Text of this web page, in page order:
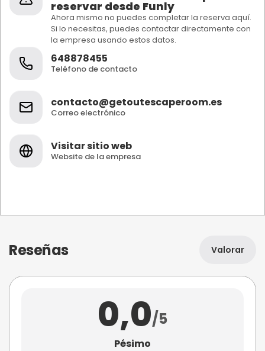
reservar desde Funly
Ahora mismo no puedes completar la reserva aquí.
Si lo necesitas, puedes contactar directamente con
la empresa usando estos datos.
648878455
Teléfono de contacto
contacto@getoutescaperoom.es
Correo electrónico
Visitar sitio web
Website de la empresa
Reseñas Valorar
0,0/5
Pésimo